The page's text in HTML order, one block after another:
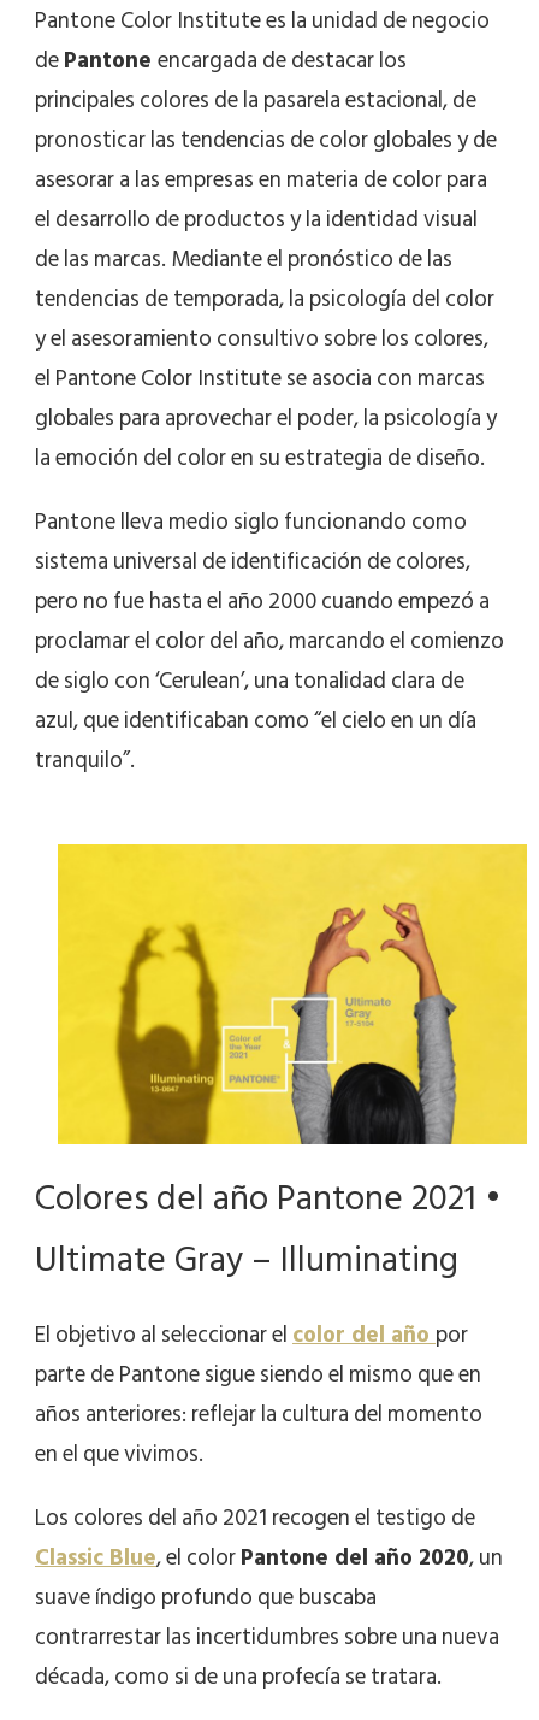
Pantone Color Institute es la unidad de negocio
dePantoneencargada de destacar los
principales colores de la pasarela estacional, de
pronosticar las tendencias de color globales y de
asesorar a las empresas en materia de color para
el desarrollo de productos y la identidad visual
de las marcas. Mediante el pronóstico de las
tendencias de temporada, la psicología del color
y el asesoramiento consultivo sobre los colores,
el Pantone Color Institute se asocia con marcas
globales para aprovechar el poder, la psicología y
la emoción del color en su estrategia de diseño.
Pantone lleva medio siglo funcionando como
sistema universal de identificación de colores,
pero no fue hasta el año 2000 cuando empezó a
proclamar el color del año, marcando el comienzo
de siglo con ‘Cerulean’, una tonalidad clara de
azul, que identificaban como “el cielo en un día
tranquilo”.
Colores del año Pantone 2021 •
Ultimate Gray – Illuminating
El objetivo al seleccionar elcolor del añopor
parte de Pantone sigue siendo el mismo que en
años anteriores: reflejar la cultura del momento
en el que vivimos.
Los colores del año 2021 recogen el testigo de
Classic Blue, el colorPantone del año 2020, un
suave índigo profundo que buscaba
contrarrestar las incertidumbres sobre una nueva
década, como si de una profecía se tratara.